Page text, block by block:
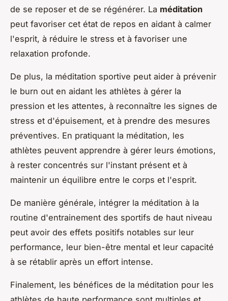
de se reposer et de se régénérer. La méditation
peut favoriser cet état de repos en aidant à calmer
l'esprit, à réduire le stress et à favoriser une
relaxation profonde.
De plus, la méditation sportive peut aider à prévenir
le burn out en aidant les athlètes à gérer la
pression et les attentes, à reconnaître les signes de
stress et d'épuisement, et à prendre des mesures
préventives. En pratiquant la méditation, les
athlètes peuvent apprendre à gérer leurs émotions,
à rester concentrés sur l'instant présent et à
maintenir un équilibre entre le corps et l'esprit.
De manière générale, intégrer la méditation à la
routine d'entrainement des sportifs de haut niveau
peut avoir des effets positifs notables sur leur
performance, leur bien-être mental et leur capacité
à se rétablir après un effort intense.
Finalement, les bénéfices de la méditation pour les